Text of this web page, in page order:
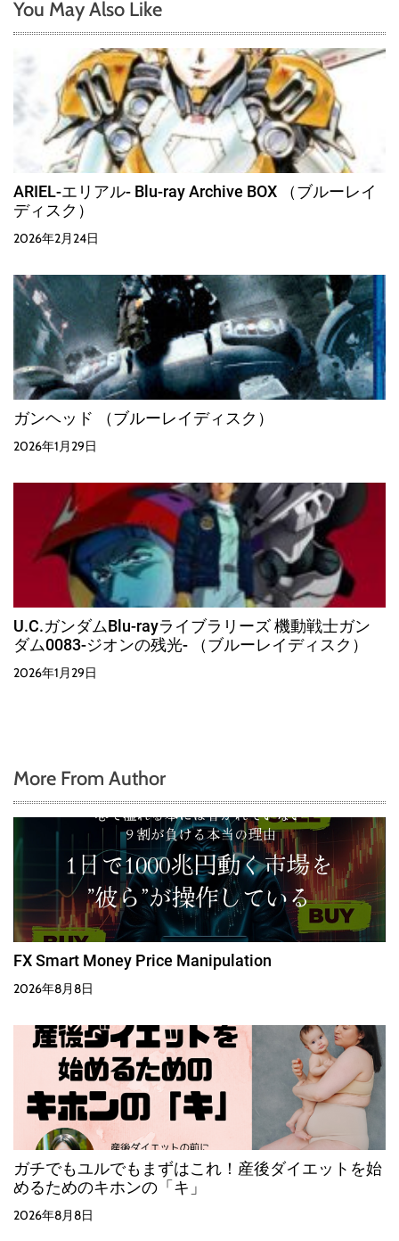
You May Also Like
ARIEL-エリアル- Blu-ray Archive BOX （ブルーレイ
ディスク）
2026年2月24日
ガンヘッド （ブルーレイディスク）
2026年1月29日
U.C.ガンダムBlu-rayライブラリーズ 機動戦士ガン
ダム0083-ジオンの残光- （ブルーレイディスク）
2026年1月29日
More From Author
FX Smart Money Price Manipulation
2026年8月8日
ガチでもユルでもまずはこれ！産後ダイエットを始
めるためのキホンの「キ」
2026年8月8日